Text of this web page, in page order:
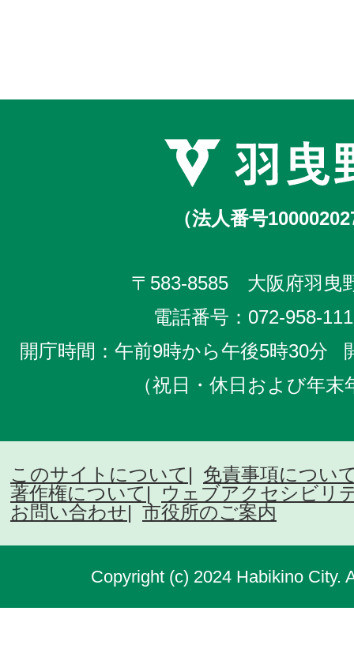
（法人番号
〒583-8585 大阪府羽曳
電話番号： 072-958-
開庁時間：午前9時から午後5時30分
（祝日・休日および年
このサイトについて
免責事項につい
著作権について
ウェブアクセシビリ
お問い合わせ
市役所のご案内
Copyright (c) 2024 Habikino City.